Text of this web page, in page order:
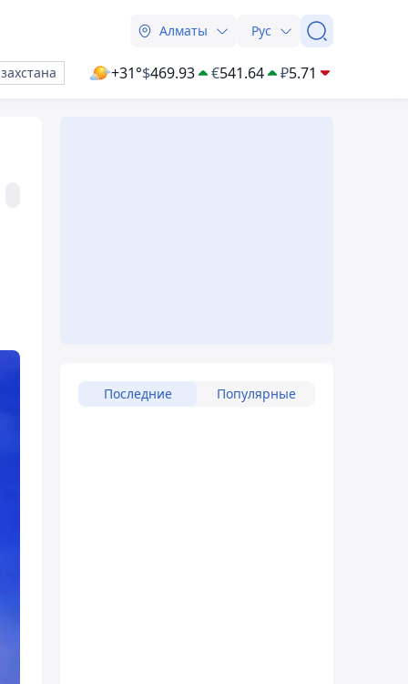
Алматы Рус
+31°$469.93 €541.64 ₽5.71
Последние Популярные